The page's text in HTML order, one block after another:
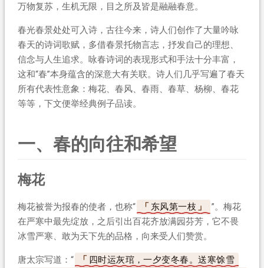
万物复苏，生机无限，目之所及皆是融融春意。
春光春景处处可入诗，古往今来，诗人们创作了大量吟咏
春天的诗词歌赋，多借春景托物言志，抒发自己的理想、
信念与人生追求。咏春诗词的表现形式和手法十分丰富，
这和“春”本身蕴含的深意大有关联。诗人们几乎写遍了春天
所有代表性意象：梅花、春风、春雨、春草、杨柳、春花
等等，下文便举经典例子品读。
一、春的向往和希望
梅花
梅花被誉为报春的使者，也称“ 东风第一枝
”。梅花
在严寒中最先绽放，之后引出百花齐放满园芬芳，它不畏
冰雪严寒、敢为天下先的品格，向来受人们赞赏。
唐太宗写道：“
四时运灰琯，一夕变冬春。送寒馀雪